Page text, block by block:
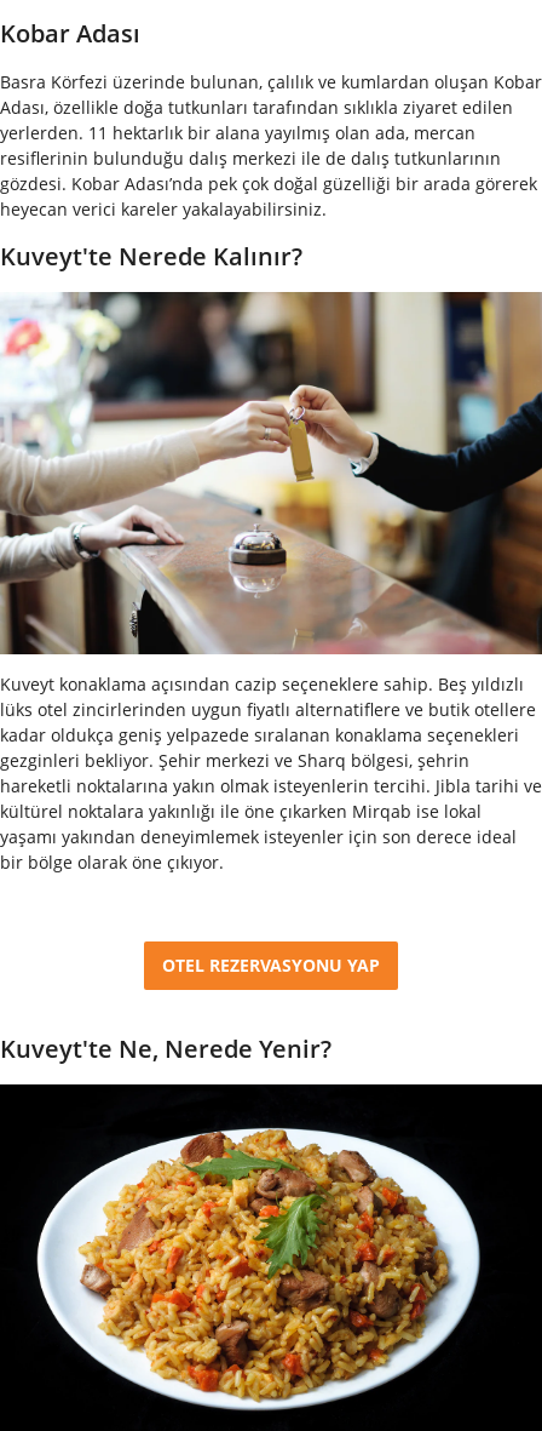
Kobar Adası
Basra Körfezi üzerinde bulunan, çalılık ve kumlardan oluşan Kobar
Adası, özellikle doğa tutkunları tarafından sıklıkla ziyaret edilen
yerlerden. 11 hektarlık bir alana yayılmış olan ada, mercan
resiflerinin bulunduğu dalış merkezi ile de dalış tutkunlarının
gözdesi. Kobar Adası’nda pek çok doğal güzelliği bir arada görerek
heyecan verici kareler yakalayabilirsiniz.
Kuveyt'te Nerede Kalınır?
Kuveyt konaklama açısından cazip seçeneklere sahip. Beş yıldızlı
lüks otel zincirlerinden uygun fiyatlı alternatiflere ve butik otellere
kadar oldukça geniş yelpazede sıralanan konaklama seçenekleri
gezginleri bekliyor. Şehir merkezi ve Sharq bölgesi, şehrin
hareketli noktalarına yakın olmak isteyenlerin tercihi. Jibla tarihi ve
kültürel noktalara yakınlığı ile öne çıkarken Mirqab ise lokal
yaşamı yakından deneyimlemek isteyenler için son derece ideal
bir bölge olarak öne çıkıyor.
OTEL REZERVASYONU YAP
Kuveyt'te Ne, Nerede Yenir?